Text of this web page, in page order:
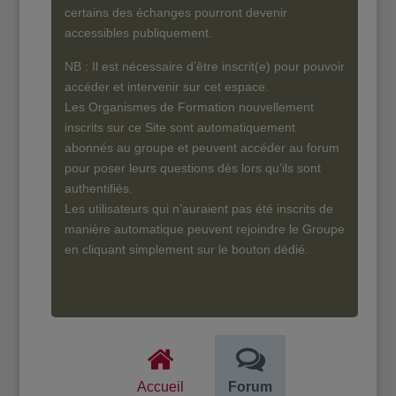
certains des échanges pourront devenir
accessibles publiquement.
NB : Il est nécessaire d’être inscrit(e) pour pouvoir
accéder et intervenir sur cet espace.
Les Organismes de Formation nouvellement
inscrits sur ce Site sont automatiquement
abonnés au groupe et peuvent accéder au forum
pour poser leurs questions dès lors qu’ils sont
authentifiés.
Les utilisateurs qui n’auraient pas été inscrits de
manière automatique peuvent rejoindre le Groupe
en cliquant simplement sur le bouton dédié.
Accueil Forum